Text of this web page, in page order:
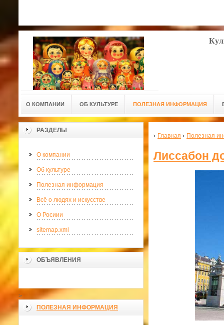
О КОМПАНИИ ОБ КУЛЬТУРЕ ПОЛЕЗНАЯ ИНФОРМАЦИЯ
РАЗДЕЛЫ
О компании
Об культуре
Полезная информация
Всё о людях и искусстве
О Росиии
sitemap.xml
ОБЪЯВЛЕНИЯ
>
ПОЛЕЗНАЯ ИНФОРМАЦИЯ
Главная Полезная
Лиссабон